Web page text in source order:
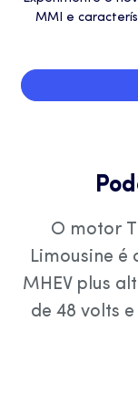
MMI e
O motor
Limousine
MHEV plus
de 48 volts